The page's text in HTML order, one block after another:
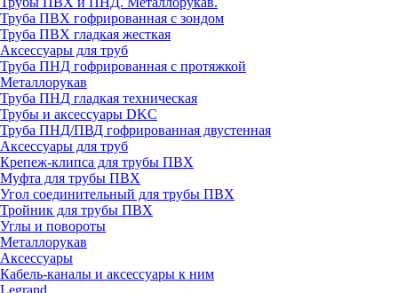
Труба ПВХ гофрированная с зондом
Труба ПВХ гладкая жесткая
Аксессуары для труб
Труба ПНД гофрированная с протяжкой
Металлорукав
Труба ПНД гладкая техническая
Трубы и аксессуары DKC
Труба ПНД/ПВД гофрированная двустенная
Аксессуары для труб
Крепеж-клипса для трубы ПВХ
Муфта для трубы ПВХ
Угол соединительный для трубы ПВХ
Тройник для трубы ПВХ
Углы и повороты
Металлорукав
Аксессуары
Кабель-каналы и аксессуары к ним
Legrand